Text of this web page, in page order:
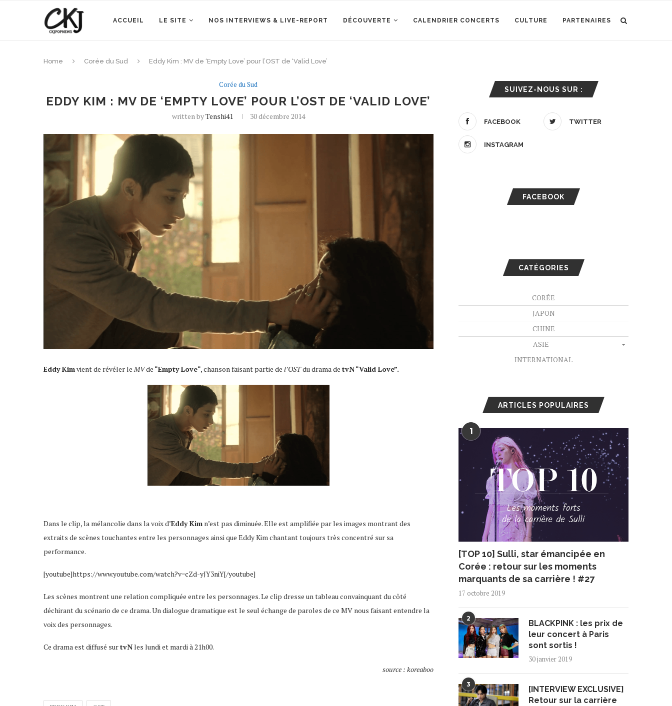
ACCUEIL LE SITE NOS INTERVIEWS & LIVE-REPORT DÉCOUVERTE CALENDRIER CONCERTS CULTURE PARTENAIRES
Home Corée du Sud Eddy Kim : MV de ‘Empty Love’ pour l’OST de ‘Valid Love’
Corée du Sud
EDDY KIM : MV DE ‘EMPTY LOVE’ POUR L’OST DE ‘VALID LOVE’
written byTenshi41 30 décembre 2014
Eddy Kimvient de révéler le MVde “Empty Love“, chanson faisant partie de l’OSTdu drama de tvN“Valid Love”.
Dans le clip, la mélancolie dans la voix d’Eddy Kim n’est pas diminuée. Elle est amplifiée par les images montrant des
extraits de scènes touchantes entre les personnages ainsi que Eddy Kim chantant toujours très concentré sur sa
performance.
[youtube]https://www.youtube.com/watch?v=cZd-yJY3niY[/youtube]
Les scènes montrent une relation compliquée entre les personnages. Le clip dresse un tableau convainquant du côté
déchirant du scénario de ce drama. Un dialogue dramatique est le seul échange de paroles de ce MV nous faisant entendre la
voix des personnages.
Ce drama est diffusé surtvNles lundi et mardi à 21h00.
source : koreaboo
SUIVEZ-NOUS SUR :
FACEBOOK TWITTER
INSTAGRAM
FACEBOOK
CATÉGORIES
CORÉE
JAPON
CHINE
ASIE
INTERNATIONAL
ARTICLES POPULAIRES
1
[TOP 10] Sulli, star émancipée en
Corée : retour sur les moments
marquants de sa carrière ! #27
17 octobre 2019
2
BLACKPINK : les prix de
leur concert à Paris
sont sortis !
30 janvier 2019
3
[INTERVIEW EXCLUSIVE]
Retour sur la carrière